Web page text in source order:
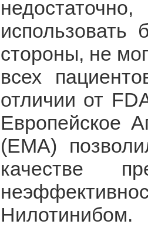
использовать
стороны, не
всех
отличии от
Европейское
(EMA)
качестве
Нилотинибом.